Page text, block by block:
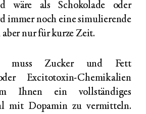
wäre als Schokolade oder
immer noch eine simulierende
nur für kurze Zeit.
muss Zucker und Fett
Excitotoxin-Chemikalien
Ihnen ein vollständiges
mit Dopamin zu vermitteln.